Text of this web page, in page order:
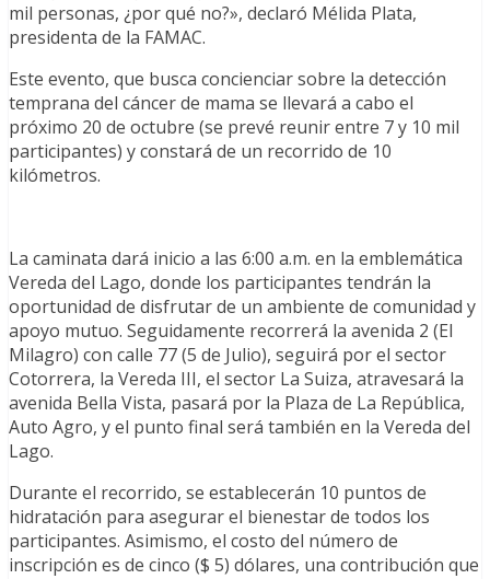
mil personas, ¿por qué no?», declaró Mélida Plata,
presidenta de la FAMAC.
Este evento, que busca concienciar sobre la detección
temprana del cáncer de mama se llevará a cabo el
próximo 20 de octubre (se prevé reunir entre 7 y 10 mil
participantes) y constará de un recorrido de 10
kilómetros.
La caminata dará inicio a las 6:00 a.m. en la emblemática
Vereda del Lago, donde los participantes tendrán la
oportunidad de disfrutar de un ambiente de comunidad y
apoyo mutuo. Seguidamente recorrerá la avenida 2 (El
Milagro) con calle 77 (5 de Julio), seguirá por el sector
Cotorrera, la Vereda III, el sector La Suiza, atravesará la
avenida Bella Vista, pasará por la Plaza de La República,
Auto Agro, y el punto final será también en la Vereda del
Lago.
Durante el recorrido, se establecerán 10 puntos de
hidratación para asegurar el bienestar de todos los
participantes. Asimismo, el costo del número de
inscripción es de cinco ($ 5) dólares, una contribución que